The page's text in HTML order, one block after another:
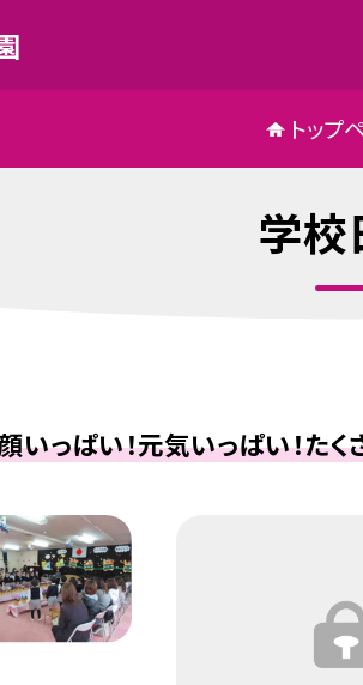
トップ
学校
いっぱい！元気いっぱい！たく